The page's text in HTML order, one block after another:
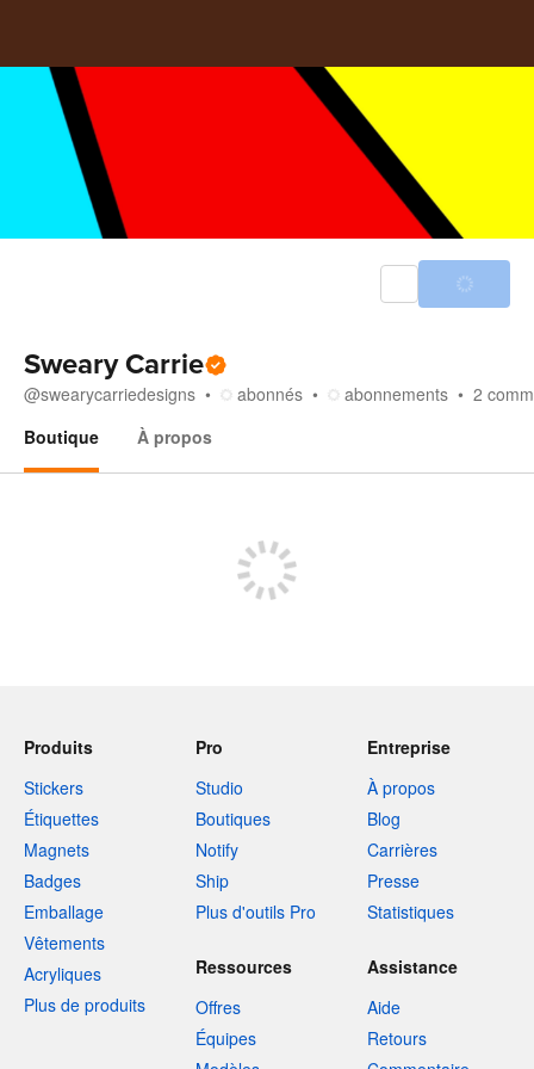
Sweary Carrie
@swearycarriedesigns abonnés abonnements 2
Boutique
À propos
Produits
Stickers
Étiquettes
Magnets
Badges
Emballage
Vêtements
Acryliques
Plus de produits
Pro
Studio
Boutiques
Notify
Ship
Plus d'outils Pro
Entreprise
À propos
Blog
Carrières
Presse
Statistiques
Ressources
Offres
Équipes
Assistance
Aide
Retours